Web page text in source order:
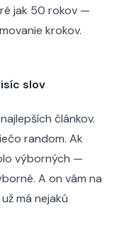
jak 50 rokov —
krokov.
slov
článkov.
random. Ak
výborných —
A on vám na
má nejakú